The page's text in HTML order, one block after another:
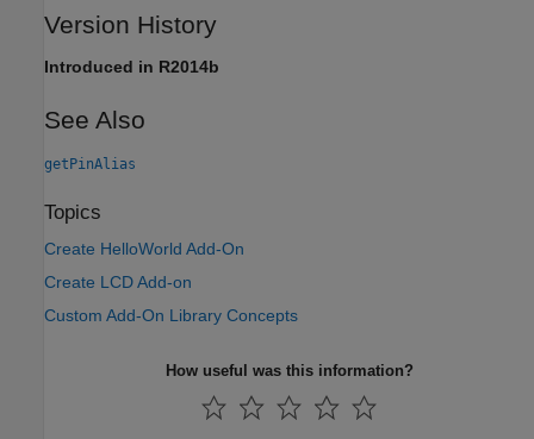
Version History
Introduced in R2014b
See Also
getPinAlias
Topics
Create HelloWorld Add-On
Create LCD Add-on
Custom Add-On Library Concepts
How useful was this information?